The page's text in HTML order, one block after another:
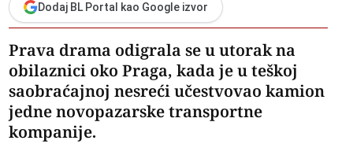
Dodaj BL Portal kao Google izvor
Prava drama odigrala se u utorak na
obilaznici oko Praga, kada je u teškoj
saobraćajnoj nesreći učestvovao kamion
jedne novopazarske transportne
kompanije.